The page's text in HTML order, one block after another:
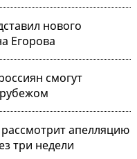
нового
Егорова
смогут
апелляцию
три недели